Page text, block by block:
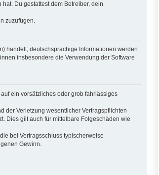
Du gestattest dem Betreiber, dein
zuzufügen.
handelt; deutschsprachige Informationen werden
insbesondere die Verwendung der Software
ein vorsätzliches oder grob fahrlässiges
der Verletzung wesentlicher Vertragspflichten
Dies gilt auch für mittelbare Folgeschäden wie
bei Vertragsschluss typischerweise
Gewinn.